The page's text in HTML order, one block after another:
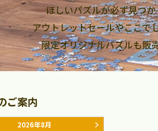
ほしいパズルが必ず見つ
アウトレットセールやここで
限定オリジナルパズルも販
ご案内
2026年8月